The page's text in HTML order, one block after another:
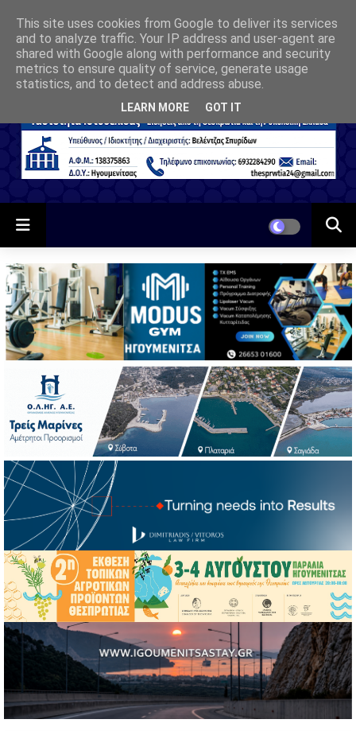
This site uses cookies from Google to deliver its services
and to analyze traffic. Your IP address and user-agent are
shared with Google along with performance and security
metrics to ensure quality of service, generate usage
statistics, and to detect and address abuse.
LEARN MORE GOT IT